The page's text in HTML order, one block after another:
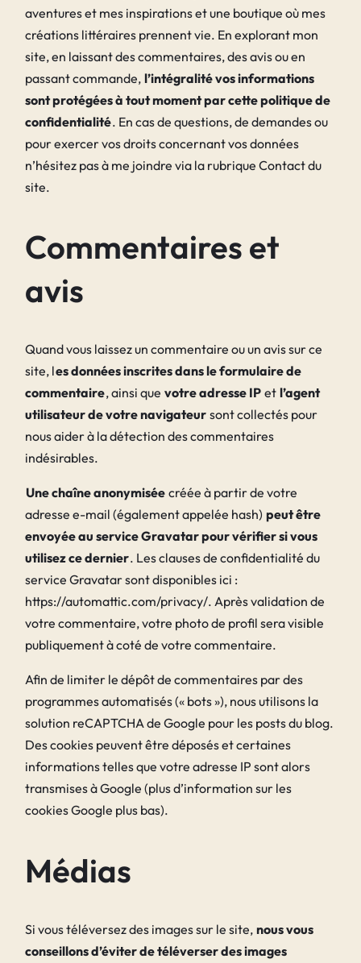
aventures et mes inspirations et une boutique où mes
créations littéraires prennent vie. En explorant mon
site, en laissant des commentaires, des avis ou en
passant commande, l’intégralité vos informations
sont protégées à tout moment par cette politique de
confidentialité. En cas de questions, de demandes ou
pour exercer vos droits concernant vos données
n’hésitez pas à me joindre via la rubrique Contact du
site.
Commentaires et
avis
Quand vous laissez un commentaire ou un avis sur ce
site, les données inscrites dans le formulaire de
commentaire, ainsi que votre adresse IP et l’agent
utilisateur de votre navigateur sont collectés pour
nous aider à la détection des commentaires
indésirables.
Une chaîne anonymisée créée à partir de votre
adresse e-mail (également appelée hash) peut être
envoyée au service Gravatar pour vérifier si vous
utilisez ce dernier. Les clauses de confidentialité du
service Gravatar sont disponibles ici :
https://automattic.com/privacy/. Après validation de
votre commentaire, votre photo de profil sera visible
publiquement à coté de votre commentaire.
Afin de limiter le dépôt de commentaires par des
programmes automatisés (« bots »), nous utilisons la
solution reCAPTCHA de Google pour les posts du blog.
Des cookies peuvent être déposés et certaines
informations telles que votre adresse IP sont alors
transmises à Google (plus d’information sur les
cookies Google plus bas).
Médias
Si vous téléversez des images sur le site, nous vous
conseillons d’éviter de téléverser des images